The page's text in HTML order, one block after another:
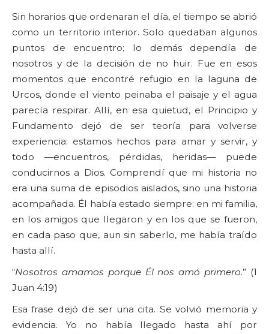
Sin horarios que ordenaran el día, el tiempo se abrió
como un territorio interior. Solo quedaban algunos
puntos de encuentro; lo demás dependía de
nosotros y de la decisión de no huir. Fue en esos
momentos que encontré refugio en la laguna de
Urcos, donde el viento peinaba el paisaje y el agua
parecía respirar. Allí, en esa quietud, el Principio y
Fundamento dejó de ser teoría para volverse
experiencia: estamos hechos para amar y servir, y
todo —encuentros, pérdidas, heridas— puede
conducirnos a Dios. Comprendí que mi historia no
era una suma de episodios aislados, sino una historia
acompañada. Él había estado siempre: en mi familia,
en los amigos que llegaron y en los que se fueron,
en cada paso que, aun sin saberlo, me había traído
hasta allí.
“Nosotros amamos porque Él nos amó primero.” (1
Juan 4:19)
Esa frase dejó de ser una cita. Se volvió memoria y
evidencia. Yo no había llegado hasta ahí por